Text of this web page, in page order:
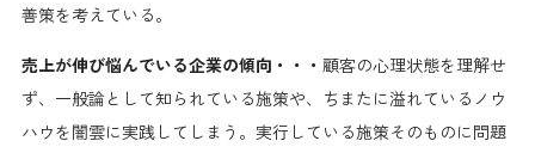
善策を考えている。
売上が伸び悩んでいる企業の傾向・・・ 顧客の心理状態を理解せ
ず、一般論として知られている施策や、ちまたに溢れているノウ
ハウを闇雲に実践してしまう。実行している施策そのものに問題